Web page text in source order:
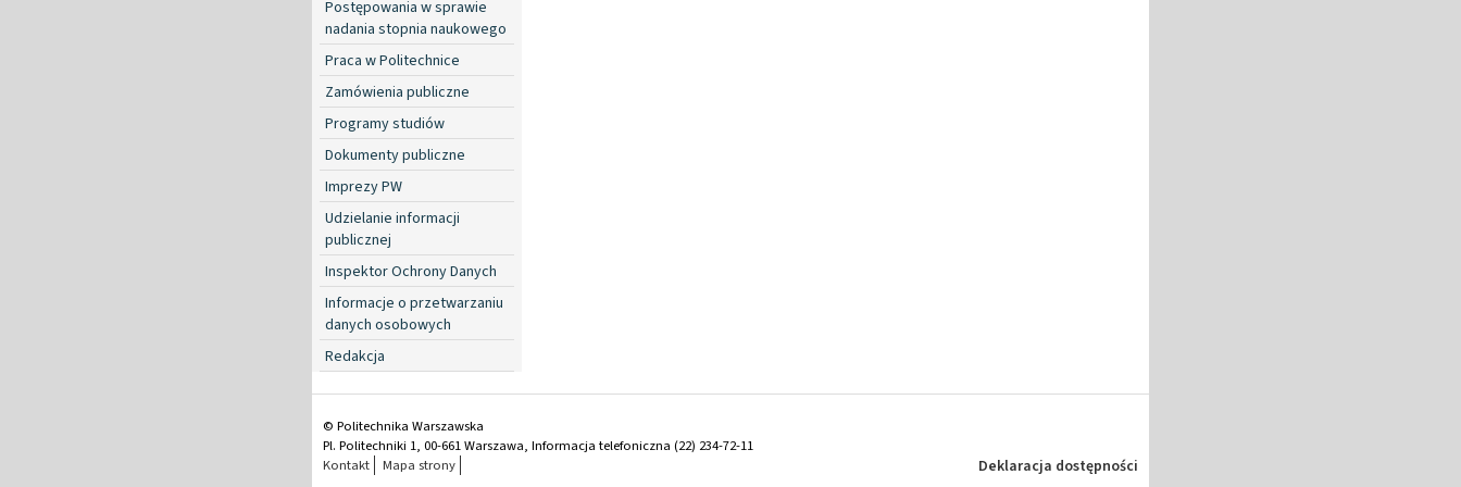
Postępowania w sprawie
nadania stopnia naukowego
Praca w Politechnice
Zamówienia publiczne
Programy studiów
Dokumenty publiczne
Imprezy PW
Udzielanie informacji
publicznej
Inspektor Ochrony Danych
Informacje o przetwarzaniu
danych osobowych
Redakcja
© Politechnika Warszawska
Pl. Politechniki 1, 00-661 Warszawa, Informacja telefoniczna (22) 234-72-11
Kontakt
Mapa strony Deklaracja dostępności